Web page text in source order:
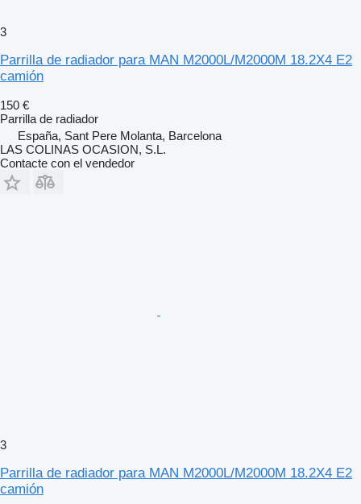
3
Parrilla de radiador para MAN M2000L/M2000M 18.2X4 E2
camión
150 €
Parrilla de radiador
España, Sant Pere Molanta, Barcelona
LAS COLINAS OCASION, S.L.
Contacte con el vendedor
3
Parrilla de radiador para MAN M2000L/M2000M 18.2X4 E2
camión